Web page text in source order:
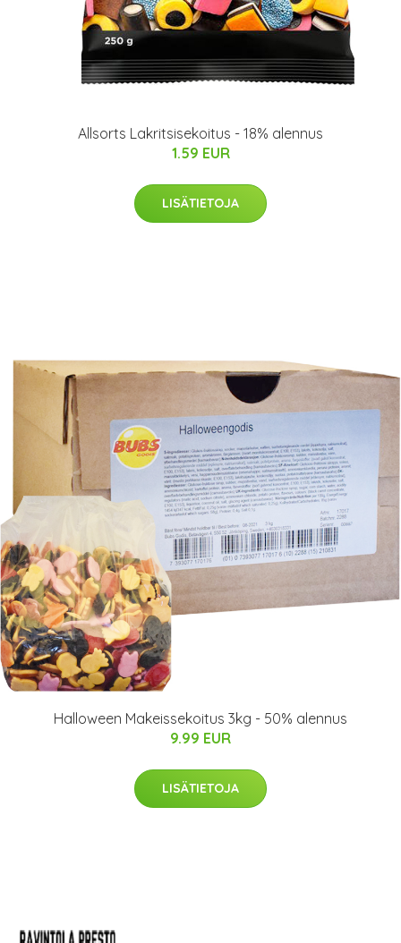
Allsorts Lakritsisekoitus - 18% alennus
1.59 EUR
LISÄTIETOJA
Halloween Makeissekoitus 3kg - 50% alennus
9.99 EUR
LISÄTIETOJA